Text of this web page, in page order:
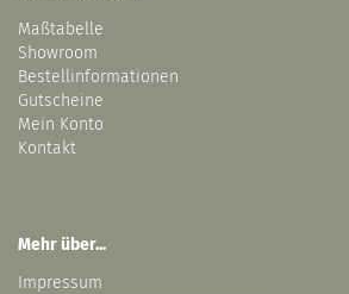
Maßtabelle
Showroom
Bestellinformationen
Gutscheine
Mein Konto
Kontakt
Mehr über...
Impressum